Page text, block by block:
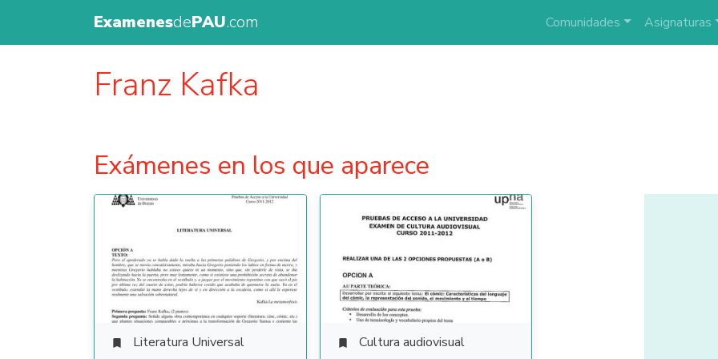
ExamenesdePAU.com Comunidades Asignaturas
Franz Kafka
Exámenes en los que aparece
 Literatura Universal  Cultura audiovisual